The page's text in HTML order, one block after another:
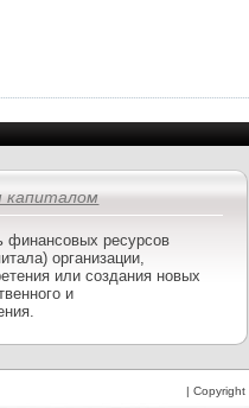
капиталом
финансовых ресурсов
организации,
или создания новых
и
| Copyright